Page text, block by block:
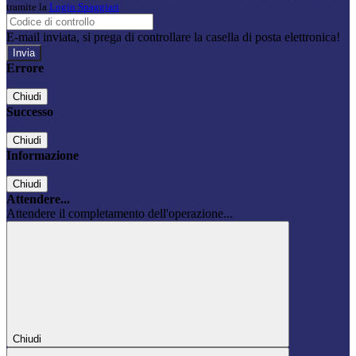
tramite la Login Spaggiari
E-mail inviata, si prega di controllare la casella di posta elettronica!
Errore
Chiudi
Successo
Chiudi
Informazione
Chiudi
Attendere...
Attendere il completamento dell'operazione...
Chiudi